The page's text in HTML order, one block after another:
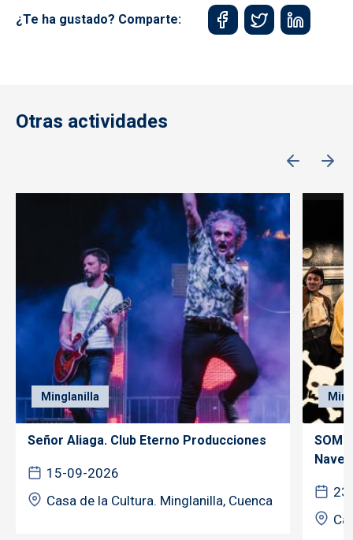
¿Te ha gustado? Comparte:
Otras actividades
Minglanilla
Señor Aliaga. Club Eterno Producciones
15-09-2026
Casa de la Cultura. Minglanilla, Cuenca